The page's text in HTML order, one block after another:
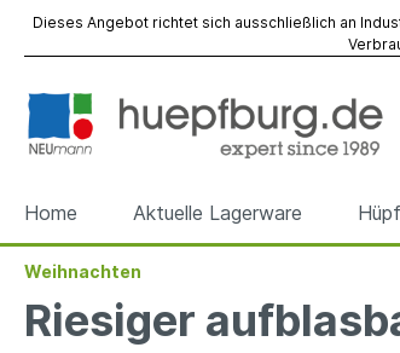
Dieses Angebot richtet sich ausschließlich an
Home Aktuelle Lagerware
Zur Kategorie Hüpfburgen
Zur Kategorie Spiel- & Eventmodule
Zur Kategorie Referenzen
Zur Kategorie Werbeobjekte
Zur Kategorie Zubehör
Zur Kategorie Vermietung
Weihnachten
Riesiger